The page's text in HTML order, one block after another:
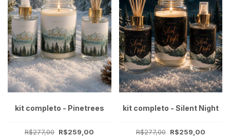
kit completo - Pinetrees
R$277,00 R$259,00
kit completo - Silent Night
R$277,00 R$259,00